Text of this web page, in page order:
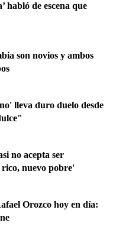
habló de escena que
son novios y ambos
lleva duro duelo desde
no acepta ser
nuevo pobre'
Orozco hoy en día: